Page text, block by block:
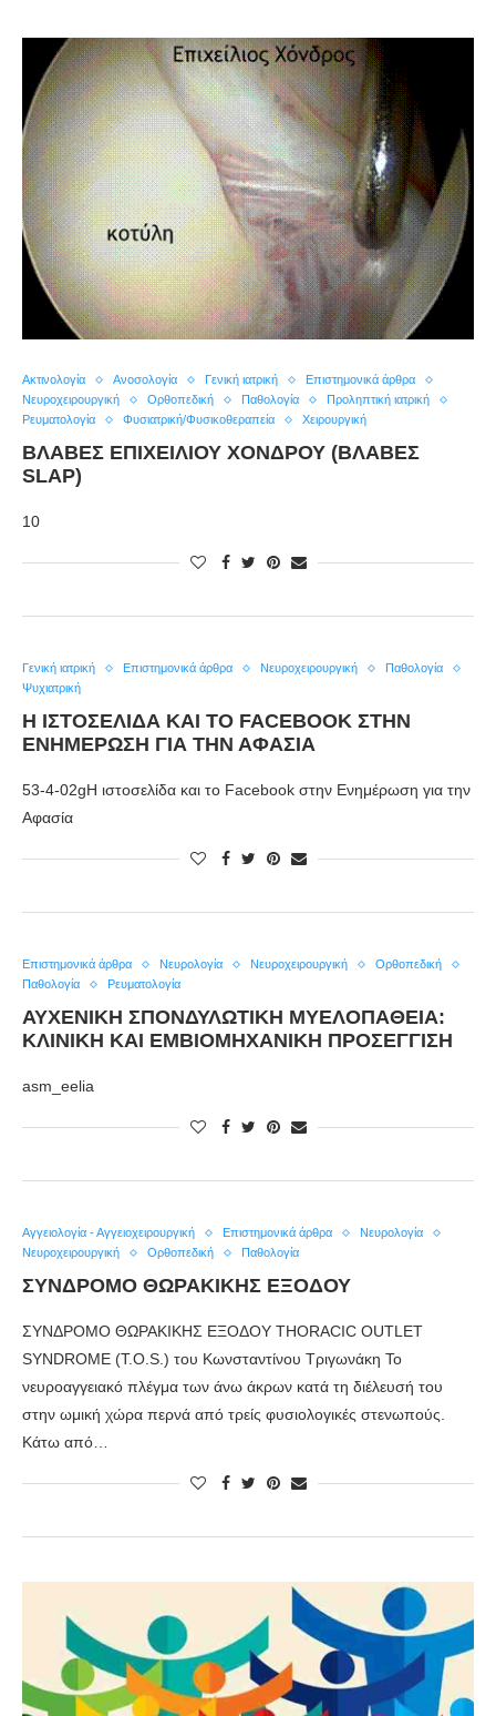
Ακτινολογία Ανοσολογία Γενική ιατρική
Επιστημονικά άρθρα
Νευροχειρουργική
Ορθοπεδική Παθολογία
Προληπτική ιατρική
Ρευματολογία
Φυσιατρική/Φυσικοθεραπεία Χειρουργική
ΒΛΆΒΕΣ ΕΠΙΧΕΊΛΙΟΥ ΧΌΝΔΡΟΥ (ΒΛΆΒΕΣ
SLAP)
10
Γενική ιατρική Επιστημονικά άρθρα Νευροχειρουργική
Παθολογία
Ψυχιατρική
Η ΙΣΤΟΣΕΛΊΔΑ ΚΑΙ ΤΟ FACEBOOK ΣΤΗΝ
ΕΝΗΜΈΡΩΣΗ ΓΙΑ ΤΗΝ ΑΦΑΣΊΑ
53-4-02gΗ ιστοσελίδα και το Facebook στην Ενημέρωση για την
Αφασία
Επιστημονικά άρθρα Νευρολογία Νευροχειρουργική
Ορθοπεδική
Παθολογία
Ρευματολογία
ΑΥΧΕΝΙΚΉ ΣΠΟΝΔΥΛΩΤΙΚΉ ΜΥΕΛΟΠΆΘΕΙΑ:
ΚΛΙΝΙΚΉ ΚΑΙ ΕΜΒΙΟΜΗΧΑΝΙΚΉ ΠΡΟΣΈΓΓΙΣΗ
asm_eelia
Αγγειολογία - Αγγειοχειρουργική Επιστημονικά άρθρα
Νευρολογία
Νευροχειρουργική
Ορθοπεδική Παθολογία
ΣΥΝΔΡΟΜΟ ΘΩΡΑΚΙΚΗΣ ΕΞΟΔΟΥ
ΣΥΝΔΡΟΜΟ ΘΩΡΑΚΙΚΗΣ ΕΞΟΔΟΥ THORACIC OUTLET
SYNDROME (T.O.S.) του Κωνσταντίνου Τριγωνάκη Το
νευροαγγειακό πλέγμα των άνω άκρων κατά τη διέλευσή του
στην ωμική χώρα περνά από τρείς φυσιολογικές στενωπούς.
Κάτω από…